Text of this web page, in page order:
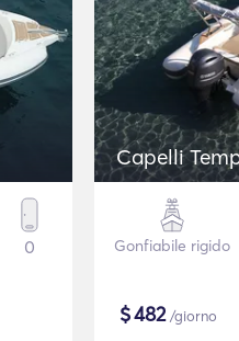
0
Capelli
Gonfiabile rigido
$482/giorno